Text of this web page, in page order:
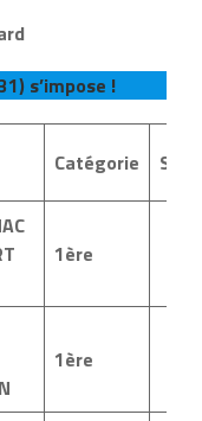
s’impose !
Catégorie S/
1ère
1ère